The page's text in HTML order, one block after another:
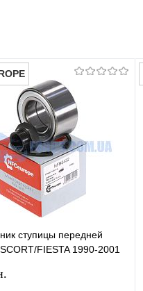
ступицы передней
FIESTA 1990-2001